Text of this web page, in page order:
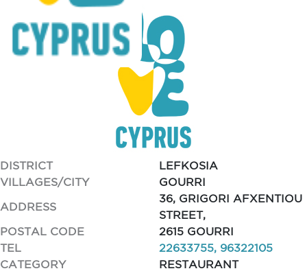
DISTRICT
LEFKOSIA
VILLAGES/CITY
GOURRI
ADDRESS
36, GRIGORI AFXENTIOU
STREET,
POSTAL CODE
2615 GOURRI
TEL
22633755, 96322105
CATEGORY
RESTAURANT